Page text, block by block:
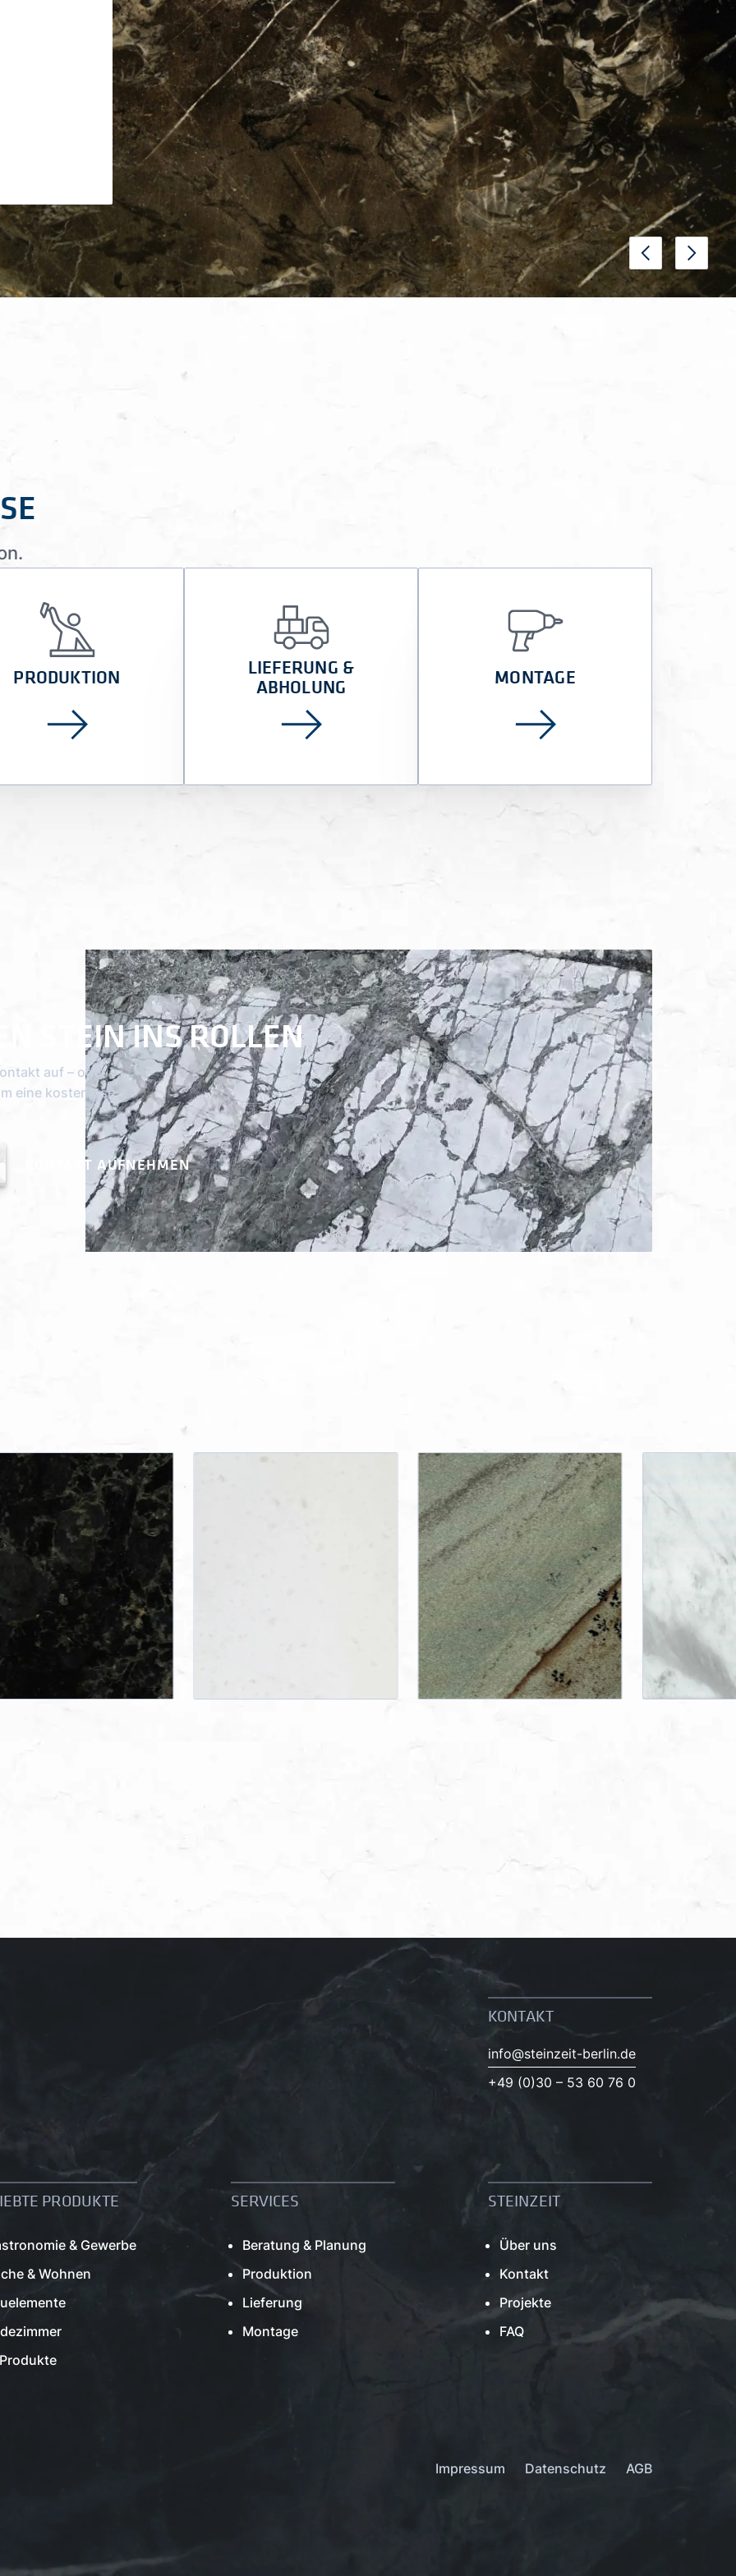
PRODUKTION
LIEFERUNG &
ABHOLUNG
MONTAGE
STEIN INS ROLLEN
auf – oder
eine kostenlose
KONTAKT AUFNEHMEN
VOLAKAS
KONTAKT
info@steinzeit-berlin.de
+49 (0)30 – 53 60 76 0
PRODUKTE
& Gewerbe
& Wohnen
SERVICES
Beratung & Planung
Produktion
Lieferung
Montage
STEINZEIT
Über uns
Kontakt
Projekte
FAQ
Impressum Datenschutz AGB